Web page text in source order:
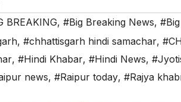
BREAKING, #Big Breaking News,
, #chhattisgarh hindi samachar,
, #Hindi Khabar, #Hindi News,
news, #Raipur today, #Rajya